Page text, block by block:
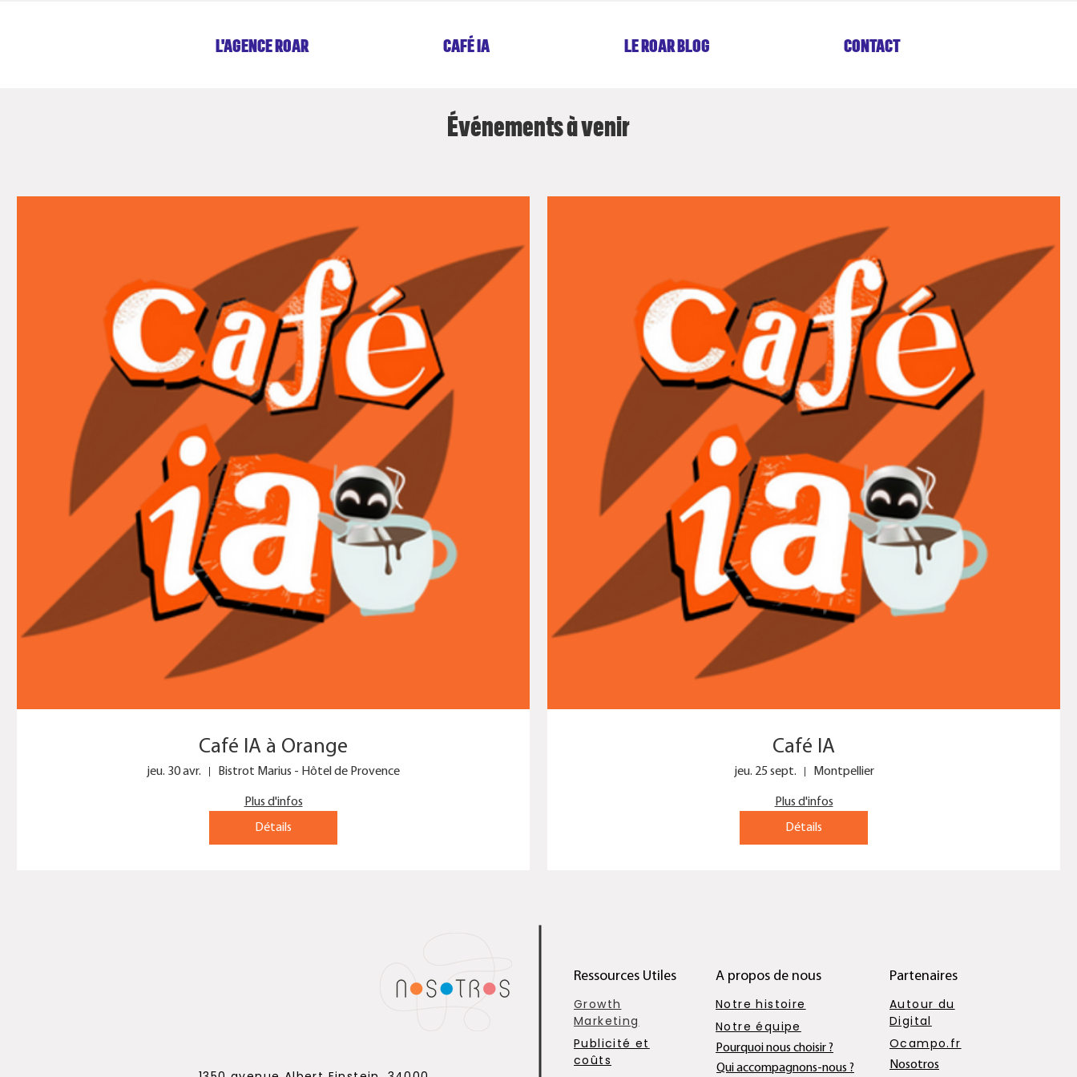
L'AGENCE ROAR CAFÉ IA LE ROAR BLOG CONTACT
Événements à venir
Café IA à Orange
jeu. 30 avr. Bistrot Marius - Hôtel de Provence
Plus d'infos
Détails
Café IA
jeu. 25 sept. Montpellier
Plus d'infos
Détails
Ressources Utiles
Growth
Marketing
Publicité et
coûts
A propos de nous
Notre histoire
Notre équipe
Pourquoi nous choisir ?
Qui accompagnons-nous ?
Partenaires
Autour du
Digital
Ocampo.fr
Nosotros